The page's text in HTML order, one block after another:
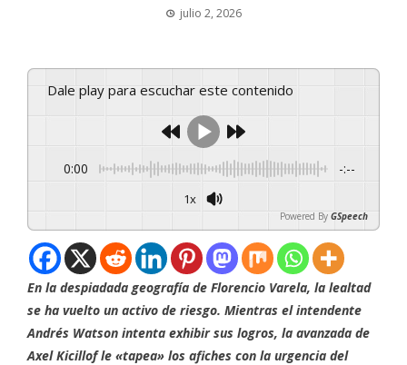
julio 2, 2026
Dale play para escuchar este contenido
0:00 -:--
1x
Powered By GSpeech
En la despiadada geografía de Florencio Varela, la lealtad
se ha vuelto un activo de riesgo. Mientras el intendente
Andrés Watson intenta exhibir sus logros, la avanzada de
Axel Kicillof le «tapea» los afiches con la urgencia del